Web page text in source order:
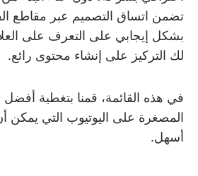
تضمن اتساق التصميم عبر مقاطع
بشكل إيجابي على التعرف على
لك التركيز على إنشاء محتوى رائع.
المصغرة على اليوتيوب التي يمكن
أسهل.